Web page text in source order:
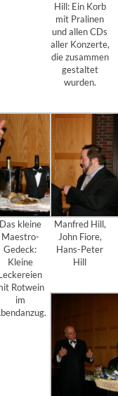
Hill: Ein Korb
mit Pralinen
und allen CDs
aller Konzerte,
die zusammen
gestaltet
wurden.
Das kleine
Maestro-
Gedeck:
Kleine
Rotwein
im
Manfred Hill,
John Fiore,
Hans-Peter
Hill